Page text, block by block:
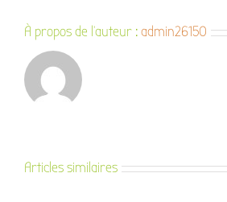
À propos de l'auteur :admin26150
Articles similaires